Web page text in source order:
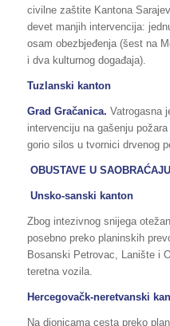
civilne zaštite Kantona
devet manjih intervencija:
osam obezbjeđenja (šest na
i dva kulturnog događaja).
Tuzlanski kanton
Grad Gračanica. Vatrogasna
intervenciju na gašenju
gorio silos u tvornici drvenog
OBUSTAVE U SAOBRAĆAJU
Unsko-sanski kanton
Zbog intezivnog snijega
posebno preko planinskih
Bosanski Petrovac, Lanište i
teretna vozila.
Hercegovačk-neretvanski
Na dionicama cesta preko